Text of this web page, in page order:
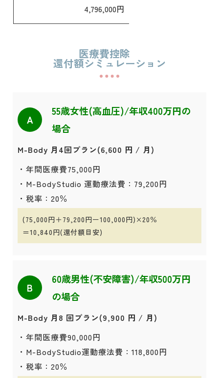
4,796,000円
医療費控除
還付額シミュレーション
A
55歳女性(高血圧)/年収400万円の
場合
M-Body 月4回プラン(6,600 円 / 月)
・年間医療費75,000円
・M-BodyStudio 運動療法費：79,200円
・税率：20％
(75,000円＋79,200円ー100,000円)×20％
＝10,840円(還付額目安)
B
60歳男性(不安障害)/年収500万円
の場合
M-Body 月8 回プラン(9,900 円 / 月)
・年間医療費90,000円
・M-BodyStudio運動療法費：118,800円
・税率：20％